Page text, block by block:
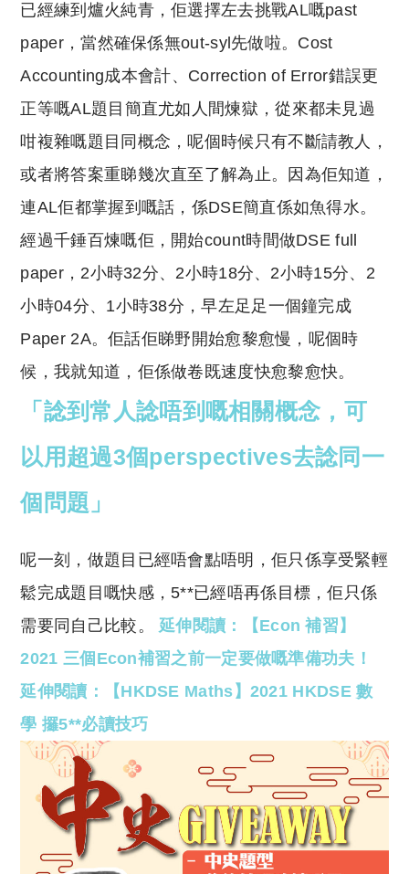
已經練到爐火純青，佢選擇左去挑戰AL嘅past
paper，當然確保係無out-syl先做啦。Cost
Accounting成本會計、Correction of Error錯誤更
正等嘅AL題目簡直尤如人間煉獄，從來都未見過
咁複雜嘅題目同概念，呢個時候只有不斷請教人，
或者將答案重睇幾次直至了解為止。因為佢知道，
連AL佢都掌握到 嘅話，係DSE簡直係如魚得水。
經過千錘百煉嘅佢，開始count時間做DSE full
paper，2小時32分、2小時18分、2小時15分、2
小時04分、1小時38分，早左足足一個鐘完成
Paper 2A。佢話佢睇野開始愈黎愈慢，呢個時
候，我就知道，佢係做卷既速度快愈黎愈快。
「諗到常人諗唔到 嘅相關概念，可
以用超過3個perspectives去諗同一
個問題」
呢一刻，做題目已經唔會點唔明，佢只係享受緊輕
鬆完成題目 嘅快感，5**已經唔再係目標，佢只係
需要同自己比較。
延伸閱讀：【Econ 補習】
2021 三個Econ補習之前一定要做嘅準備功夫！
延伸閱讀：【HKDSE Maths】2021 HKDSE 數
學 攞5**必讀技巧